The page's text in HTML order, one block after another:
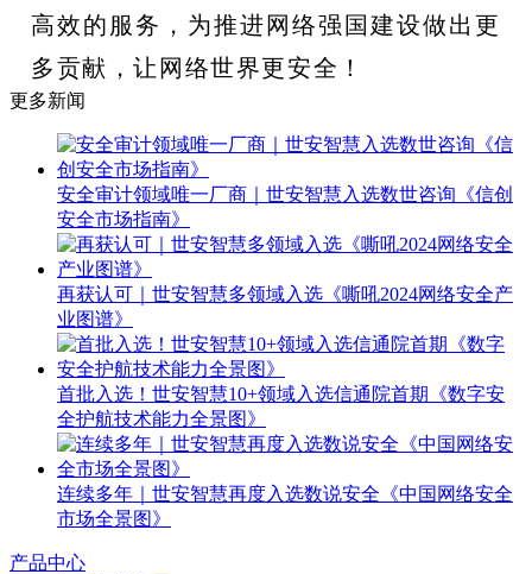
高效的服务，为推进网络强国建设做出更
多贡献，让网络世界更安全！
更多新闻
安全审计领域唯一厂商｜世安智慧入选数世咨询《信创
安全市场指南》
再获认可｜世安智慧多领域入选《嘶吼2024网络安全产
业图谱》
首批入选！世安智慧10+领域入选信通院首期《数字安
全护航技术能力全景图》
连续多年｜世安智慧再度入选数说安全《中国网络安全
市场全景图》
产品中心